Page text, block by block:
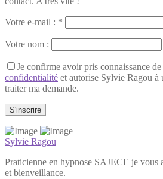
Votre e-mail : *
Votre nom :
Je confirme avoir pris connaissance de
confidentialité et autorise Sylvie Ragou à
traiter ma demande.
Sylvie Ragou
Praticienne en hypnose SAJECE je vous
et bienveillance.